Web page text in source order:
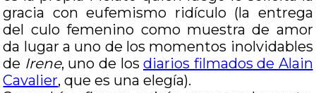
gracia con eufemismo ridículo (la entrega
del culo femenino como muestra de amor
da lugar a uno de los momentos inolvidables
de Irene, uno de losdiarios filmados de Alain
Cavalier, que es una elegía).